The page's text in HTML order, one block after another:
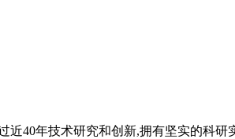
40年技术研究和创新,拥有坚实的科